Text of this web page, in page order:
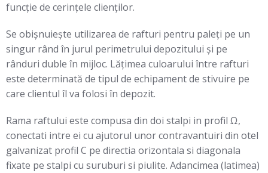
funcție de cerinţele clienților.
Se obișnuiește utilizarea de rafturi pentru paleţi pe un
singur rând în jurul perimetrului depozitului şi pe
rânduri duble în mijloc. Lățimea culoarului între rafturi
este determinată de tipul de echipament de stivuire pe
care clientul îl va folosi în depozit.
Rama raftului este compusa din doi stalpi in profil Ω,
conectati intre ei cu ajutorul unor contravantuiri din otel
galvanizat profil C pe directia orizontala si diagonala
fixate pe stalpi cu suruburi si piulite. Adancimea (latimea)